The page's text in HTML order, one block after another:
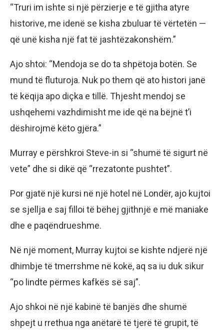
“Truri im ishte si një përzierje e të gjitha atyre
historive, me idenë se kisha zbuluar të vërtetën —
që unë kisha një fat të jashtëzakonshëm.”
Ajo shtoi: “Mendoja se do ta shpëtoja botën. Se
mund të fluturoja. Nuk po them që ato histori janë
të këqija apo diçka e tillë. Thjesht mendoj se
ushqehemi vazhdimisht me ide që na bëjnë t’i
dëshirojmë këto gjëra.”
Murray e përshkroi Steve-in si “shumë të sigurt në
vete” dhe si dikë që “rrezatonte pushtet”.
Por gjatë një kursi në një hotel në Londër, ajo kujtoi
se sjellja e saj filloi të bëhej gjithnjë e më maniake
dhe e paqëndrueshme.
Në një moment, Murray kujtoi se kishte ndjerë një
dhimbje të tmerrshme në kokë, aq sa iu duk sikur
“po lindte përmes kafkës së saj”.
Ajo shkoi në një kabinë të banjës dhe shumë
shpejt u rrethua nga anëtarë të tjerë të grupit, të